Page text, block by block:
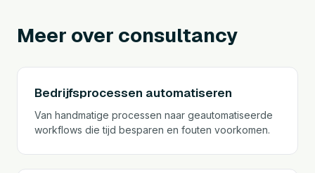
Meer over consultancy
Bedrijfsprocessen automatiseren
Van handmatige processen naar geautomatiseerde
workflows die tijd besparen en fouten voorkomen.